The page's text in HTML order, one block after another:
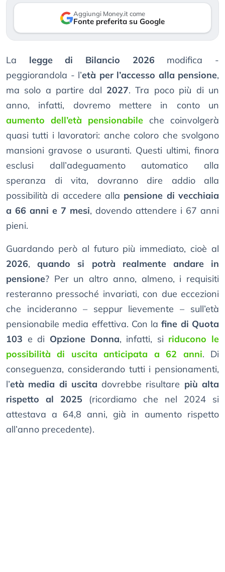
Aggiungi Money.it come
Fonte preferita su Google
La legge di Bilancio 2026 modifica -
peggiorandola - l’età per l’accesso alla pensione,
ma solo a partire dal 2027. Tra poco più di un
anno, infatti, dovremo mettere in conto un
aumento dell’età pensionabile che coinvolgerà
quasi tutti i lavoratori: anche coloro che svolgono
mansioni gravose o usuranti. Questi ultimi, finora
esclusi dall’adeguamento automatico alla
speranza di vita, dovranno dire addio alla
possibilità di accedere alla pensione di vecchiaia
a 66 anni e 7 mesi, dovendo attendere i 67 anni
pieni.
Guardando però al futuro più immediato, cioè al
2026,quando si potrà realmente andare in
pensione? Per un altro anno, almeno, i requisiti
resteranno pressoché invariati, con due eccezioni
che incideranno – seppur lievemente – sull’età
pensionabile media effettiva. Con lafine di Quota
103 e di Opzione Donna, infatti, si riducono le
possibilità di uscita anticipata a 62 anni. Di
conseguenza, considerando tutti i pensionamenti,
l’età media di uscita dovrebbe risultare più alta
rispetto al 2025 (ricordiamo che nel 2024 si
attestava a 64,8 anni, già in aumento rispetto
all’anno precedente).